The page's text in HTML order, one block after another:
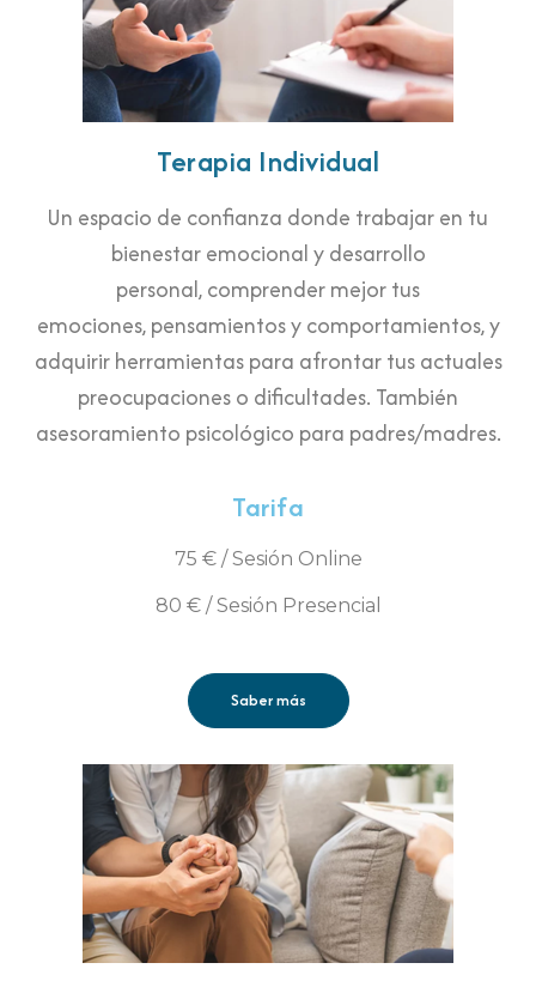
Terapia Individual
Un espacio de confianza donde trabajar en tu
bienestar emocional y desarrollo
personal, comprender mejor tus
emociones, pensamientos y comportamientos, y
adquirir herramientas para afrontar tus actuales
preocupaciones o dificultades. También
asesoramiento psicológico para padres/madres.
Tarifa
75 € / Sesión Online
80 € / Sesión Presencial
Saber más